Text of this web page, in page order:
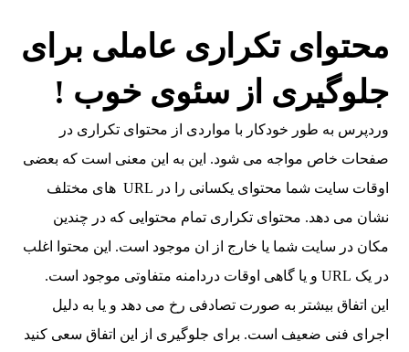
محتوای تکراری عاملی برای
جلوگیری از سئوی خوب !
وردپرس به طور خودکار با مواردی از محتوای تکراری در
صفحات خاص مواجه می شود. این به این معنی است که بعضی
اوقات سایت شما محتوای یکسانی را در URL های مختلف
نشان می دهد. محتوای تکراری تمام محتوایی که در چندین
مکان در سایت شما یا خارج از ان موجود است. این محتوا اغلب
در یک URL و یا گاهی اوقات دردامنه متفاوتی موجود است.
این اتفاق بیشتر به صورت تصادفی رخ می دهد و یا به دلیل
اجرای فنی ضعیف است. برای جلوگیری از این اتفاق سعی کنید